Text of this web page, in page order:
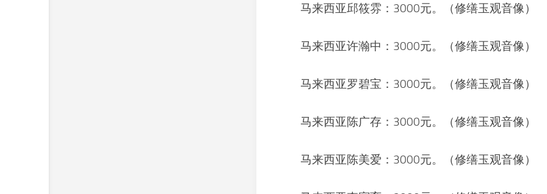
马来西亚邱筱雰：3000元。（修缮玉观音像）
马来西亚许瀚中：3000元。（修缮玉观音像）
马来西亚罗碧宝：3000元。（修缮玉观音像）
马来西亚陈广存：3000元。（修缮玉观音像）
马来西亚陈美爱：3000元。（修缮玉观音像）